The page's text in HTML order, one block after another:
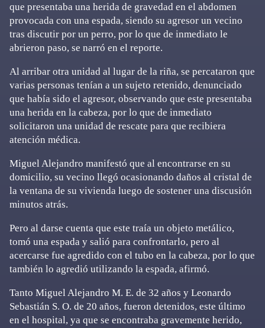
que presentaba una herida de gravedad en el abdomen
provocada con una espada, siendo su agresor un vecino
tras discutir por un perro, por lo que de inmediato le
abrieron paso, se narró en el reporte.
Al arribar otra unidad al lugar de la riña, se percataron que
varias personas tenían a un sujeto retenido, denunciado
que había sido el agresor, observando que este presentaba
una herida en la cabeza, por lo que de inmediato
solicitaron una unidad de rescate para que recibiera
atención médica.
Miguel Alejandro manifestó que al encontrarse en su
domicilio, su vecino llegó ocasionando daños al cristal de
la ventana de su vivienda luego de sostener una discusión
minutos atrás.
Pero al darse cuenta que este traía un objeto metálico,
tomó una espada y salió para confrontarlo, pero al
acercarse fue agredido con el tubo en la cabeza, por lo que
también lo agredió utilizando la espada, afirmó.
Tanto Miguel Alejandro M. E. de 32 años y Leonardo
Sebastián S. O. de 20 años, fueron detenidos, este último
en el hospital, ya que se encontraba gravemente herido,